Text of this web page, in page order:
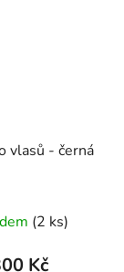
vlasů - černá
(2 ks)
Kč